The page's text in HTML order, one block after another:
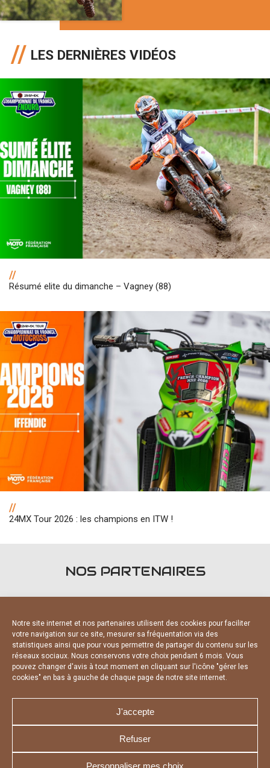
Notre site internet et nos partenaires utilisent des cookies pour faciliter
votre navigation sur ce site, mesurer sa fréquentation via des
statistiques ainsi que pour vous permettre de partager du contenu sur les
réseaux sociaux. Nous conservons votre choix pendant 6 mois. Vous
pouvez changer d'avis à tout moment en cliquant sur l'icône "gérer les
cookies" en bas à gauche de chaque page de notre site internet.
J'accepte
Refuser
Personnaliser mes choix
LES DERNIÈRES VIDÉOS
//
Résumé elite du dimanche – Vagney (88)
//
24MX Tour 2026 : les champions en ITW !
NOS PARTENAIRES
PARTENAIRES OFFICIELS
NOUS CONTACTER
MENTIONS LÉGALES
CHARTE DE CONFIDENTIALITÉ
DÉCLARATION DE CONFIDENTIALITÉ